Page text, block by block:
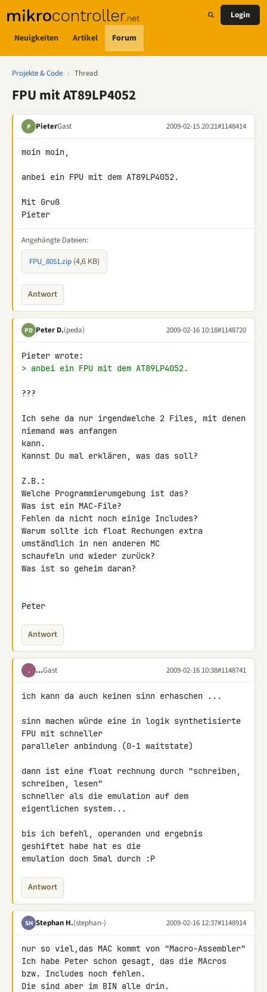
Neuigkeiten Artikel Forum
Login
Projekte & Code › Thread
FPU mit AT89LP4052
P PieterGast 2009-02-15 20:21#1148414
moin moin,
anbei ein FPU mit dem AT89LP4052.
Mit Gruß
Pieter
Angehängte Dateien:
FPU_8051.zip (4,6 KB)
Antwort
PD Peter D.(peda) 2009-02-16 10:18#1148720
> anbei ein FPU mit dem AT89LP4052.
???
Ich sehe da nur irgendwelche 2 Files, mit denen
niemand was anfangen
kann.
Kannst Du mal erklären, was das soll?
Z.B.:
Welche Programmierumgebung ist das?
Was ist ein MAC-File?
Fehlen da nicht noch einige Includes?
Warum sollte ich float Rechungen extra
umständlich in nen anderen MC
schaufeln und wieder zurück?
Was ist so geheim daran?
Peter
Antwort
. ...Gast 2009-02-16 10:38#1148741
ich kann da auch keinen sinn erhaschen ...
sinn machen würde eine in logik synthetisierte
FPU mit schneller
paralleler anbindung (0-1 waitstate)
dann ist eine float rechnung durch "schreiben,
schreiben, lesen"
schneller als die emulation auf dem
eigentlichen system...
bis ich befehl, operanden und ergebnis
geshiftet habe hat es die
emulation doch 5mal durch :P
Antwort
SH Stephan H.(stephan-) 2009-02-16 12:37#1148914
nur so viel,das MAC kommt von "Macro-Assembler"
Ich habe Peter schon gesagt, das die MAcros
bzw. Includes noch fehlen.
Die sind aber im BIN alle drin.